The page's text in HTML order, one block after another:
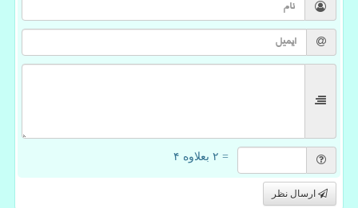
= ۲ بعلاوه ۴
ارسال نظر